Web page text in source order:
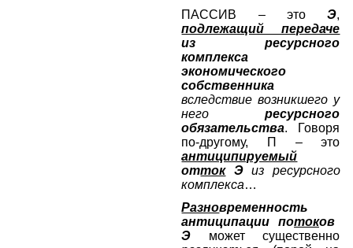
ПАССИВ – этоЭ,
подлежащий передаче
из ресурсного
комплекса
экономического
собственника
вследствие возникшего у
негоресурсного
обязательства. Говоря
по-другому, П – это
антиципируемый
оттокЭ
из ресурсного
комплекса…
Разновременность
антиципации
потоков
Э может существенно